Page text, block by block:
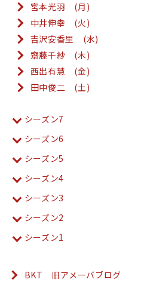
宮本光羽 (月)
中井伸幸 (火)
吉沢安香里 (水)
齋藤千紗 (木)
西出有慧 (金)
田中俊二 (土)
シーズン7
シーズン6
シーズン5
シーズン4
シーズン3
シーズン2
シーズン1
BKT 旧アメーバブログ